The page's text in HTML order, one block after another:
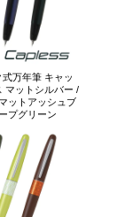
万年筆 キャッ
マットシルバー /
ットアッシュブ
プグリーン